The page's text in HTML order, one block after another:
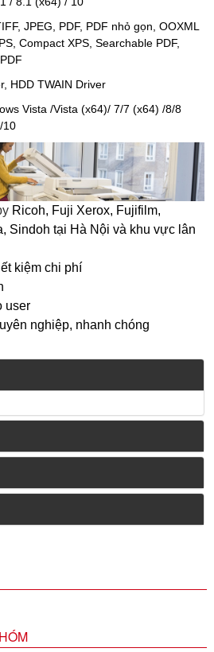
JPEG, PDF, PDF nhỏ gọn, OOXML
Compact XPS, Searchable PDF,
HDD TWAIN Driver
Vista /Vista (x64)/ 7/7 (x64) /8/8
10
Ricoh, Fuji Xerox, Fujifilm,
Sindoh tại Hà Nội và khu vực lân
kiệm chi phí
user
nghiệp, nhanh chóng